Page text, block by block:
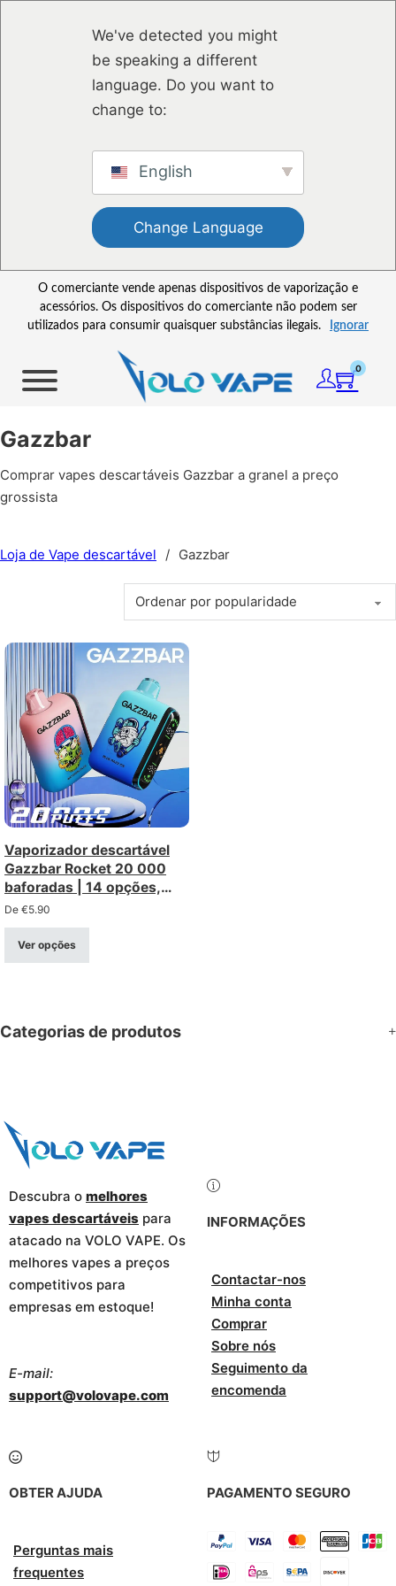
We've detected you might
be speaking a different
language. Do you want to
change to:
English
Change Language
O comerciante vende apenas dispositivos de vaporização e
acessórios. Os dispositivos do comerciante não podem ser
utilizados para consumir quaisquer substâncias ilegais.
Ignorar
0
Gazzbar
Comprar vapes descartáveis Gazzbar a granel a preço
grossista
Loja de Vape descartável / Gazzbar
Vaporizador descartável
Gazzbar Rocket 20 000
baforadas | 14 opções,
intensidade de 0 a 5%,
venda por grosso
De €5.90
Ver opções
Categorias de produtos
Descubra o melhores
vapes descartáveis para
atacado na VOLO VAPE. Os
melhores vapes a preços
competitivos para
empresas em estoque!
E-mail:
support@volovape.com
INFORMAÇÕES
Contactar-nos
Minha conta
Comprar
Sobre nós
Seguimento da
encomenda
OBTER AJUDA
Perguntas mais
frequentes
PAGAMENTO SEGURO